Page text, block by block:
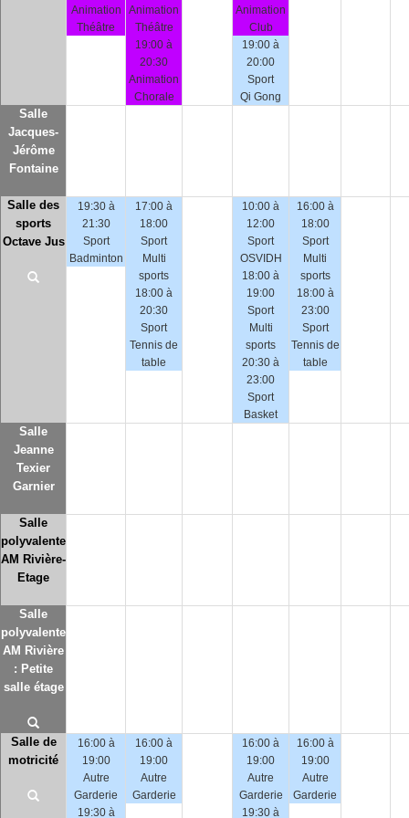
Animation
Théâtre
Animation
Théâtre
19:00 à
20:30
Animation
Chorale
Animation
Club
19:00 à
20:00
Sport
Qi Gong
Salle
Jacques-
Jérôme
Fontaine
Salle des
sports
Octave Jus
19:30 à
21:30
Sport
Badminton
17:00 à
18:00
Sport
Multi
sports
18:00 à
20:30
Sport
Tennis de
table
10:00 à
12:00
Sport
OSVIDH
18:00 à
19:00
Sport
Multi
sports
20:30 à
23:00
Sport
Basket
16:00 à
18:00
Sport
Multi
sports
18:00 à
23:00
Sport
Tennis de
table
Salle
Jeanne
Texier
Garnier
Salle
polyvalente
AM Rivière-
Etage
Salle
polyvalente
AM Rivière
: Petite
salle étage
Salle de
motricité
16:00 à
19:00
Autre
Garderie
19:30 à
16:00 à
19:00
Autre
Garderie
16:00 à
19:00
Autre
Garderie
19:30 à
16:00 à
19:00
Autre
Garderie